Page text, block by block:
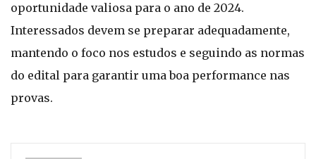
oportunidade valiosa para o ano de 2024.
Interessados devem se preparar adequadamente,
mantendo o foco nos estudos e seguindo as normas
do edital para garantir uma boa performance nas
provas.